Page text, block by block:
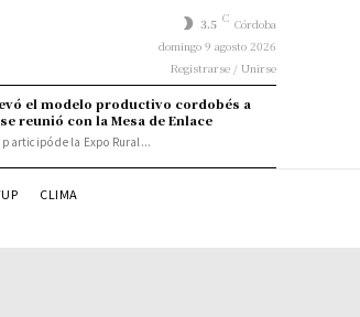
3.5 C Córdoba
domingo 9 agosto 2026
Registrarse / Unirse
el modelo productivo cordobés a
reunió con la Mesa de Enlace
participó de la Expo Rural...
CLIMA